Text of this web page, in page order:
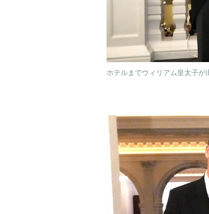
ホテルまでウィリアム皇太子が